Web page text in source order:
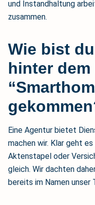
und Instandhaltung
zusammen.
Wie bist
hinter dem
Eine Agentur bietet
machen wir. Klar geht
Aktenstapel oder
gleich. Wir dachten
bereits im Namen